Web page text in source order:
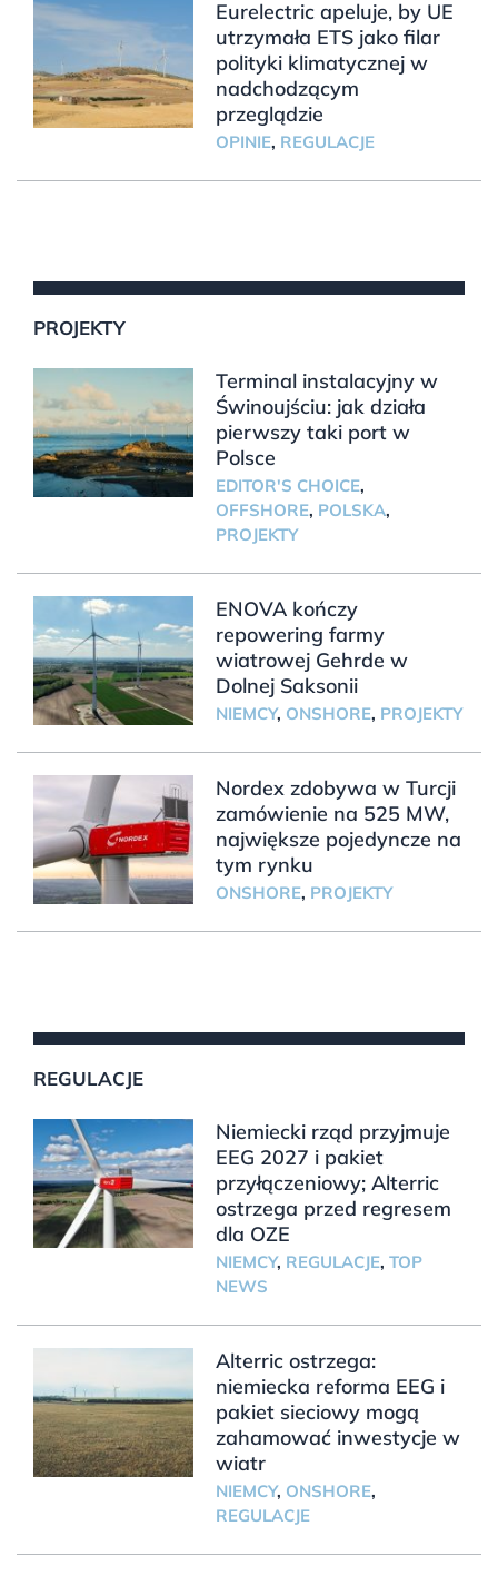
Eurelectric apeluje, by UE
utrzymała ETS jako filar
polityki klimatycznej w
nadchodzącym
przeglądzie
OPINIE, REGULACJE
PROJEKTY
Terminal instalacyjny w
Świnoujściu: jak działa
pierwszy taki port w
Polsce
EDITOR'S CHOICE,
OFFSHORE, POLSKA,
PROJEKTY
ENOVA kończy
repowering farmy
wiatrowej Gehrde w
Dolnej Saksonii
NIEMCY, ONSHORE, PROJEKTY
Nordex zdobywa w Turcji
zamówienie na 525 MW,
największe pojedyncze na
tym rynku
ONSHORE, PROJEKTY
REGULACJE
Niemiecki rząd przyjmuje
EEG 2027 i pakiet
przyłączeniowy; Alterric
ostrzega przed regresem
dla OZE
NIEMCY, REGULACJE, TOP
NEWS
Alterric ostrzega:
niemiecka reforma EEG i
pakiet sieciowy mogą
zahamować inwestycje w
wiatr
NIEMCY, ONSHORE,
REGULACJE